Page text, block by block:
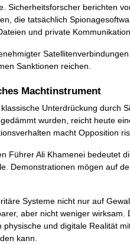
Sicherheitsforscher berichten
die tatsächlich
und private Kommunikation.
Sanktionen reichen.
Machtinstrument
Unterdrückung durch
wurden, reicht heute
macht Opposition
Führer Ali Khamenei bedeutet
Demonstrationen mögen auf
Systeme nicht nur auf
aber nicht weniger wirksam.
und digitale Realität
kann.